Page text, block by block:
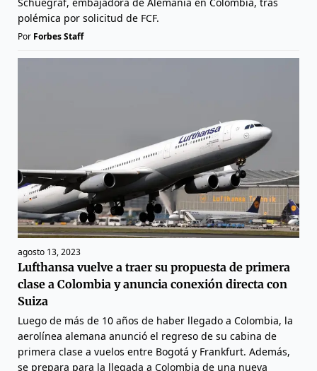
polémica por solicitud de FCF.
Por Forbes Staff
agosto 13, 2023
Lufthansa vuelve a traer su propuesta de primera
clase a Colombia y anuncia conexión directa con
Suiza
Luego de más de 10 años de haber llegado a Colombia, la
aerolínea alemana anunció el regreso de su cabina de
primera clase a vuelos entre Bogotá y Frankfurt. Además,
se prepara para la llegada a Colombia de una nueva